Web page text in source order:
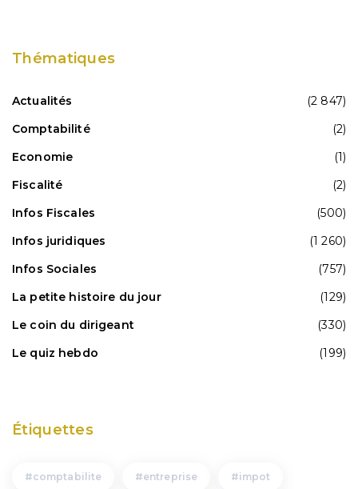
Thématiques
Actualités
(2 847)
Comptabilité
(2)
Economie
(1)
Fiscalité
(2)
Infos Fiscales
(500)
Infos juridiques
(1 260)
Infos Sociales
(757)
La petite histoire du jour
(129)
Le coin du dirigeant
(330)
Le quiz hebdo
(199)
Étiquettes
comptabilite entreprise impot